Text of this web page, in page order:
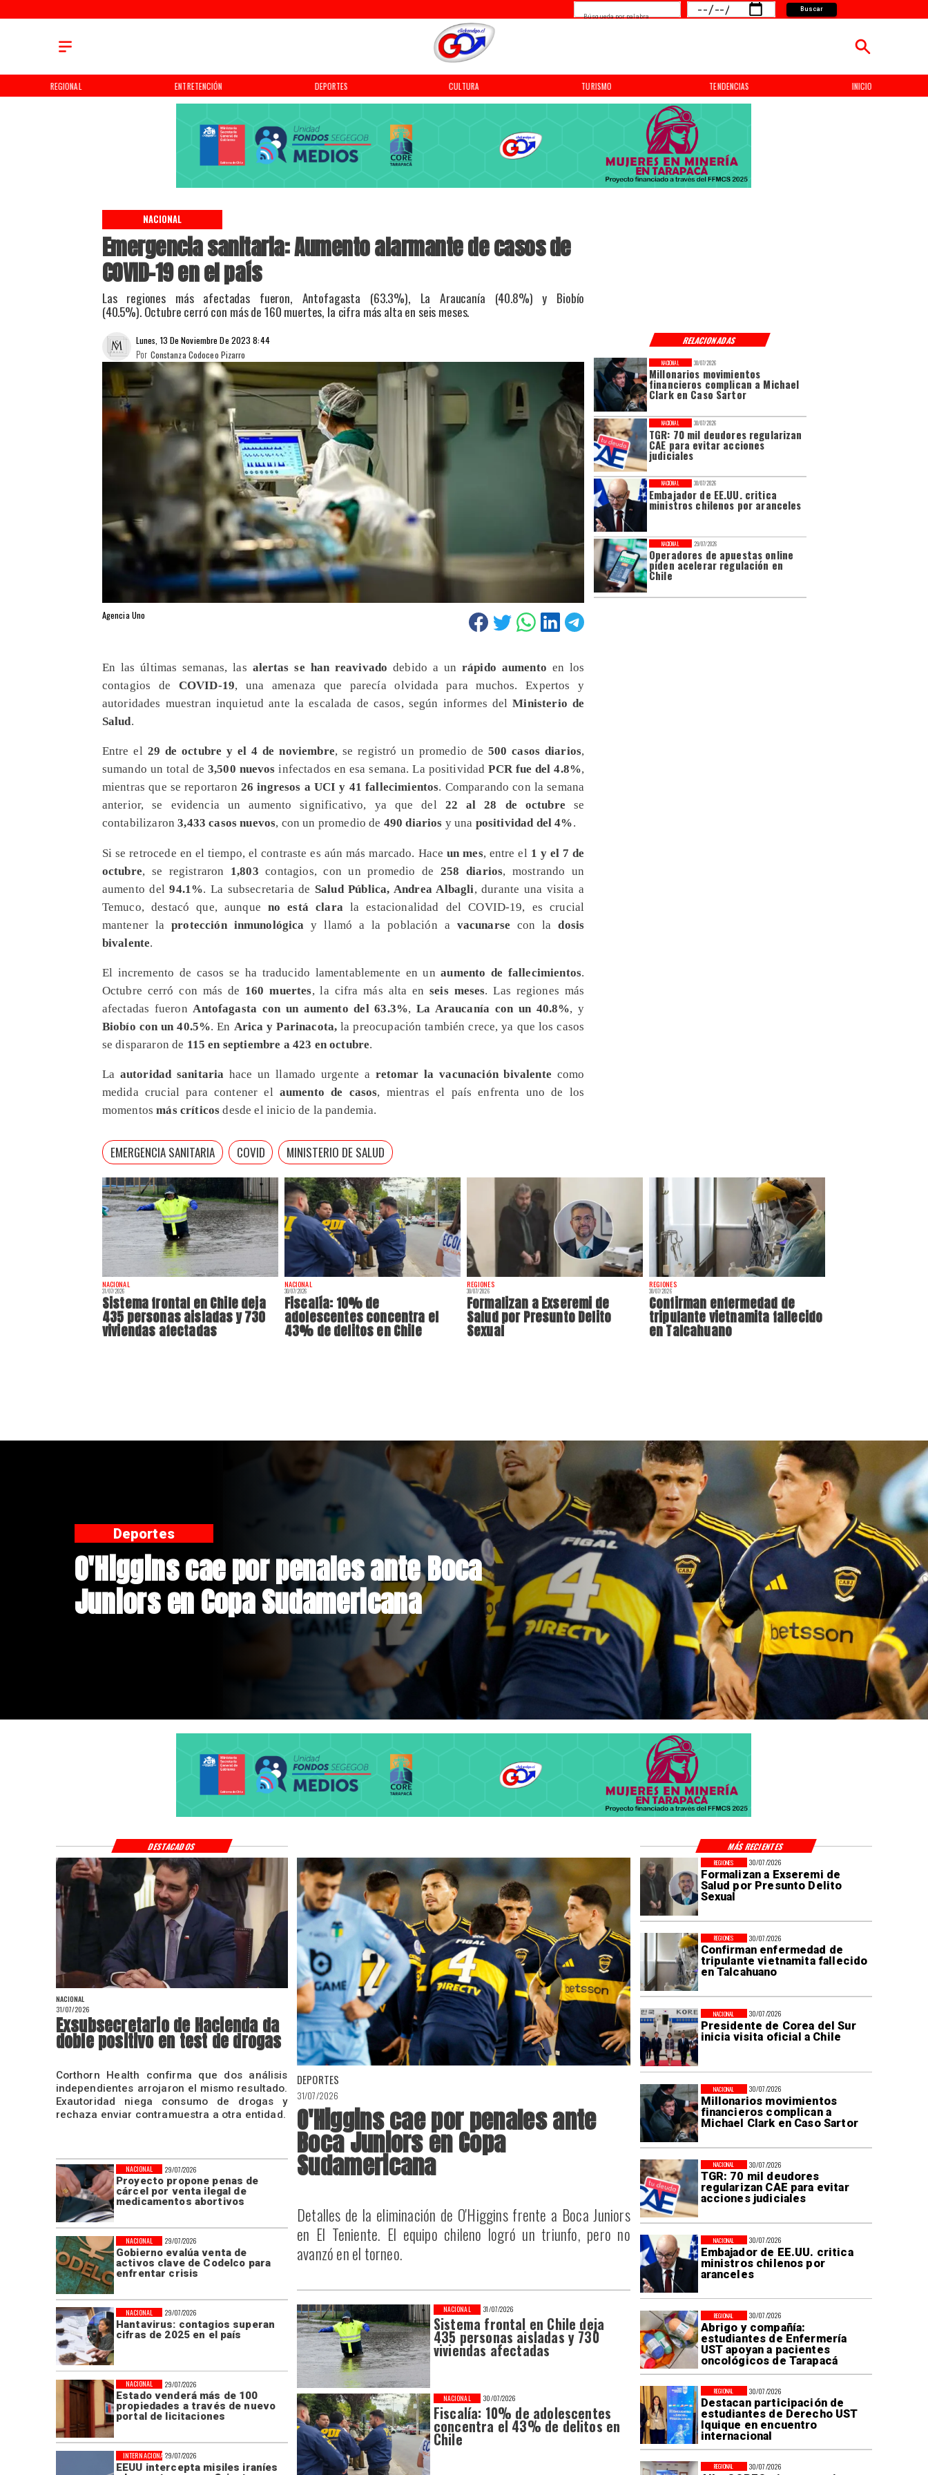
REGIONAL ENTRETENCIÓN DEPORTES CULTURA TURISMO TENDENCIAS INICIO
Buscar
Búsqueda por palabra
Emergencia sanitaria: Aumento alarmante de casos de
COVID-19 en el país
Las regiones más afectadas fueron, Antofagasta (63.3%), La Araucanía (40.8%) y Biobío
(40.5%). Octubre cerró con más de 160 muertes, la cifra más alta en seis meses.
NACIONAL
RELACIONADAS
Lunes, 13 De Noviembre De 2023 8:44
Constanza Codoceo Pizarro
Por
Agencia Uno
NACIONAL
31/07/2026
Sistema frontal en Chile deja
435 personas aisladas y 730
viviendas afectadas
NACIONAL
30/07/2026
Fiscalía: 10% de
adolescentes concentra el
43% de delitos en Chile
REGIONES
30/07/2026
Formalizan a Exseremi de
Salud por Presunto Delito
Sexual
REGIONES
30/07/2026
Confirman enfermedad de
tripulante vietnamita fallecido
en Talcahuano
30/07/2026
Millonarios movimientos
financieros complican a Michael
Clark en Caso Sartor
NACIONAL
30/07/2026
TGR: 70 mil deudores regularizan
CAE para evitar acciones
judiciales
NACIONAL
30/07/2026
Embajador de EE.UU. critica
ministros chilenos por aranceles
NACIONAL
29/07/2026
Operadores de apuestas online
piden acelerar regulación en
Chile
NACIONAL
​En las últimas semanas, las alertas se han reavivado debido a un rápido aumento en los
contagios de COVID-19, una amenaza que parecía olvidada para muchos. Expertos y
autoridades muestran inquietud ante la escalada de casos, según informes delMinisterio de
Salud.
Entre el 29 de octubre y el 4 de noviembre, se registró un promedio de 500 casos diarios,
sumando un total de 3,500 nuevos infectados en esa semana. La positividadPCR fue del 4.8%,
mientras que se reportaron 26 ingresos a UCI y 41 fallecimientos. Comparando con la semana
anterior, se evidencia un aumento significativo, ya que del 22 al 28 de octubre se
contabilizaron 3,433 casos nuevos, con un promedio de 490 diarios y una positividad del 4%.
Si se retrocede en el tiempo, el contraste es aún más marcado. Haceun mes, entre el 1 y el 7 de
octubre, se registraron 1,803 contagios, con un promedio de 258 diarios, mostrando un
aumento del94.1%. La subsecretaria de Salud Pública, Andrea Albagli, durante una visita a
Temuco, destacó que, aunque no está clara la estacionalidad del COVID-19, es crucial
mantener laprotección inmunológicay llamó a la población a vacunarse con ladosis
bivalente.
El incremento de casos se ha traducido lamentablemente en unaumento de fallecimientos.
Octubre cerró con más de 160 muertes, la cifra más alta enseis meses. Las regiones más
afectadas fueronAntofagasta con un aumento del 63.3%, La Araucanía con un 40.8%, y
Biobío con un 40.5%. En Arica y Parinacota, la preocupación también crece, ya que los casos
se dispararon de 115 en septiembre a 423 en octubre.
La autoridad sanitaria hace un llamado urgente a retomar la vacunación bivalente como
medida crucial para contener el aumento de casos, mientras el país enfrenta uno de los
momentosmás críticos desde el inicio de la pandemia.
EMERGENCIA SANITARIA COVID MINISTERIO DE SALUD
Exsubsecretario de Hacienda da
doble positivo en test de drogas
Nacional
30/07/2026
Formalizan a Exseremi de
Salud por Presunto Delito
Sexual
REGIONES
30/07/2026
Confirman enfermedad de
tripulante vietnamita fallecido
en Talcahuano
REGIONES
30/07/2026
Presidente de Corea del Sur
inicia visita oficial a Chile
NACIONAL
30/07/2026
Millonarios movimientos
financieros complican a
Michael Clark en Caso Sartor
NACIONAL
30/07/2026
TGR: 70 mil deudores
regularizan CAE para evitar
acciones judiciales
NACIONAL
30/07/2026
Embajador de EE.UU. critica
ministros chilenos por
aranceles
NACIONAL
30/07/2026
Abrigo y compañía:
estudiantes de Enfermería
UST apoyan a pacientes
oncológicos de Tarapacá
REGIONAL
30/07/2026
Destacan participación de
estudiantes de Derecho UST
Iquique en encuentro
internacional
REGIONAL
30/07/2026
REGIONAL
29/07/2026
Proyecto propone penas de
cárcel por venta ilegal de
medicamentos abortivos
NACIONAL
29/07/2026
Gobierno evalúa venta de
activos clave de Codelco para
enfrentar crisis
NACIONAL
29/07/2026
Hantavirus: contagios superan
cifras de 2025 en el país
NACIONAL
29/07/2026
Estado venderá más de 100
propiedades a través de nuevo
portal de licitaciones
NACIONAL
29/07/2026
EEUU intercepta misiles iraníes
INTERNACIONAL
31/07/2026
Sistema frontal en Chile deja
435 personas aisladas y 730
viviendas afectadas
NACIONAL
30/07/2026
Fiscalía: 10% de adolescentes
concentra el 43% de delitos en
Chile
NACIONAL
NACIONAL
31/07/2026
Exsubsecretario de Hacienda da
doble positivo en test de drogas
Corthorn Health confirma que dos análisis
independientes arrojaron el mismo resultado.
Exautoridad niega consumo de drogas y
rechaza enviar contramuestra a otra entidad.
DEPORTES
31/07/2026
O'Higgins cae por penales ante
Boca Juniors en Copa
Sudamericana
Detalles de la eliminación de O'Higgins frente a Boca Juniors
en El Teniente. El equipo chileno logró un triunfo, pero no
avanzó en el torneo.
DESTACADOS MÁS RECIENTES